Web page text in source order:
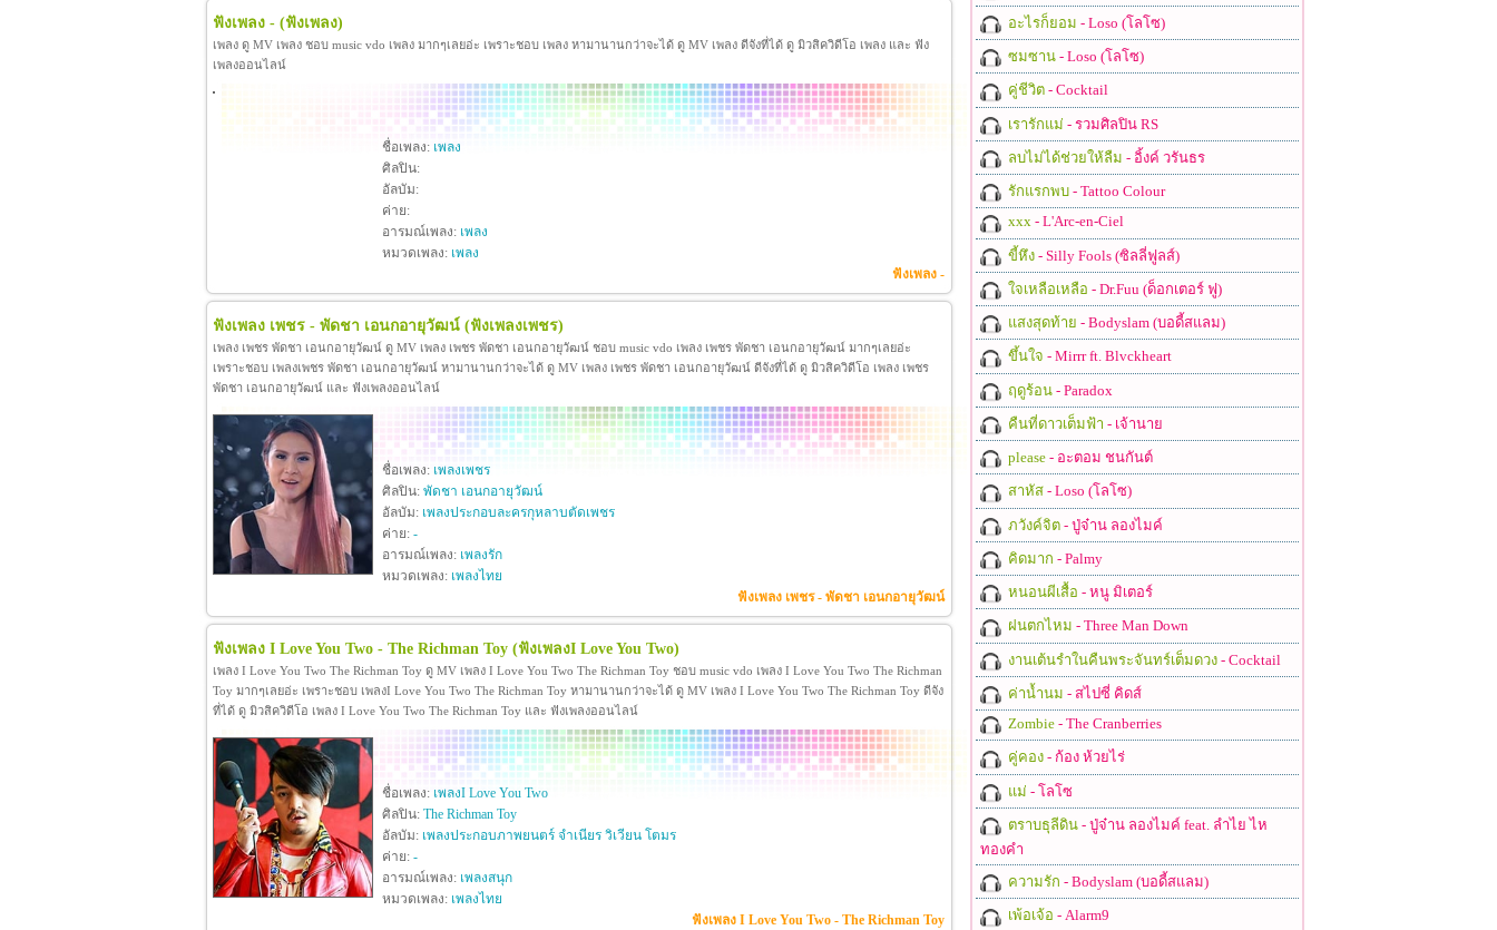
ฟังเพลง - (ฟังเพลง)
เพลง ดู MV เพลง ชอบ music vdo เพลง มากๆเลยอ่ะ เพราะชอบ เพลง หามานานกว่าจะได้ ดู MV เพลง ดีจังที่ได้ ดู มิวสิควิดีโอ เพลง และ ฟัง
เพลงออนไลน์
ชื่อเพลง: เพลง
ศิลปิน:
อัลบัม:
ค่าย:
อารมณ์เพลง: เพลง
หมวดเพลง: เพลง
ฟังเพลง -
ฟังเพลง เพชร - พัดชา เอนกอายุวัฒน์ (ฟังเพลงเพชร)
เพลง เพชร พัดชา เอนกอายุวัฒน์ ดู MV เพลง เพชร พัดชา เอนกอายุวัฒน์ ชอบ music vdo เพลง เพชร พัดชา เอนกอายุวัฒน์ มากๆเลยอ่ะ
เพราะชอบ เพลงเพชร พัดชา เอนกอายุวัฒน์ หามานานกว่าจะได้ ดู MV เพลง เพชร พัดชา เอนกอายุวัฒน์ ดีจังที่ได้ ดู มิวสิควิดีโอ เพลง เพชร
พัดชา เอนกอายุวัฒน์ และ ฟังเพลงออนไลน์
ชื่อเพลง: เพลงเพชร
ศิลปิน: พัดชา เอนกอายุวัฒน์
อัลบัม: เพลงประกอบละครกุหลาบตัดเพชร
ค่าย: -
อารมณ์เพลง: เพลงรัก
หมวดเพลง: เพลงไทย
ฟังเพลง เพชร - พัดชา เอนกอายุวัฒน์
ฟังเพลง I Love You Two - The Richman Toy (ฟังเพลงI Love You Two)
เพลง I Love You Two The Richman Toy ดู MV เพลง I Love You Two The Richman Toy ชอบ music vdo เพลง I Love You Two The Richman
Toy มากๆเลยอ่ะ เพราะชอบ เพลงI Love You Two The Richman Toy หามานานกว่าจะได้ ดู MV เพลง I Love You Two The Richman Toy ดีจัง
ที่ได้ ดู มิวสิควิดีโอ เพลง I Love You Two The Richman Toy และ ฟังเพลงออนไลน์
ชื่อเพลง: เพลงI Love You Two
ศิลปิน: The Richman Toy
อัลบัม: เพลงประกอบภาพยนตร์ จำเนียร วิเวียน โตมร
ค่าย: -
อารมณ์เพลง: เพลงสนุก
หมวดเพลง: เพลงไทย
ฟังเพลง I Love You Two - The Richman Toy
อะไรก็ยอม - Loso (โลโซ)
ซมซาน- Loso (โลโซ)
คู่ชีวิต- Cocktail
เรารักแม่ - รวมศิลปิน RS
ลบไม่ได้ช่วยให้ลืม - อิ้งค์ วรันธร
รักแรกพบ- Tattoo Colour
xxx- L'Arc-en-Ciel
ขี้หึง- Silly Fools (ซิลลี่ฟูลส์)
ใจเหลือเหลือ - Dr.Fuu (ด็อกเตอร์ ฟู)
แสงสุดท้าย - Bodyslam (บอดี้สแลม)
ขึ้นใจ - Mirrr ft. Blvckheart
ฤดูร้อน- Paradox
คืนที่ดาวเต็มฟ้า - เจ้านาย
please- อะตอม ชนกันต์
สาหัส- Loso (โลโซ)
ภวังค์จิต- ปู่จ๋าน ลองไมค์
คิดมาก - Palmy
หนอนผีเสื้อ - หนู มิเตอร์
ฝนตกไหม - Three Man Down
งานเต้นรำในคืนพระจันทร์เต็มดวง- Cocktail
ค่าน้ำนม - สไปซี่ คิดส์
Zombie- The Cranberries
คู่คอง- ก้อง ห้วยไร่
แม่ - โลโซ
ตราบธุลีดิน- ปู่จ๋าน ลองไมค์ feat. ลำไย ไห
ทองคำ
ความรัก - Bodyslam (บอดี้สแลม)
เพ้อเจ้อ - Alarm9